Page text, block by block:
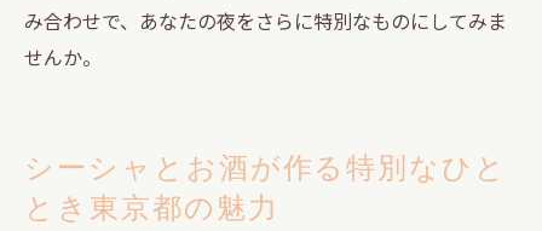
み合わせで、あなたの夜をさらに特別なものにしてみま
せんか。
シーシャとお酒が作る特別なひと
とき東京都の魅力